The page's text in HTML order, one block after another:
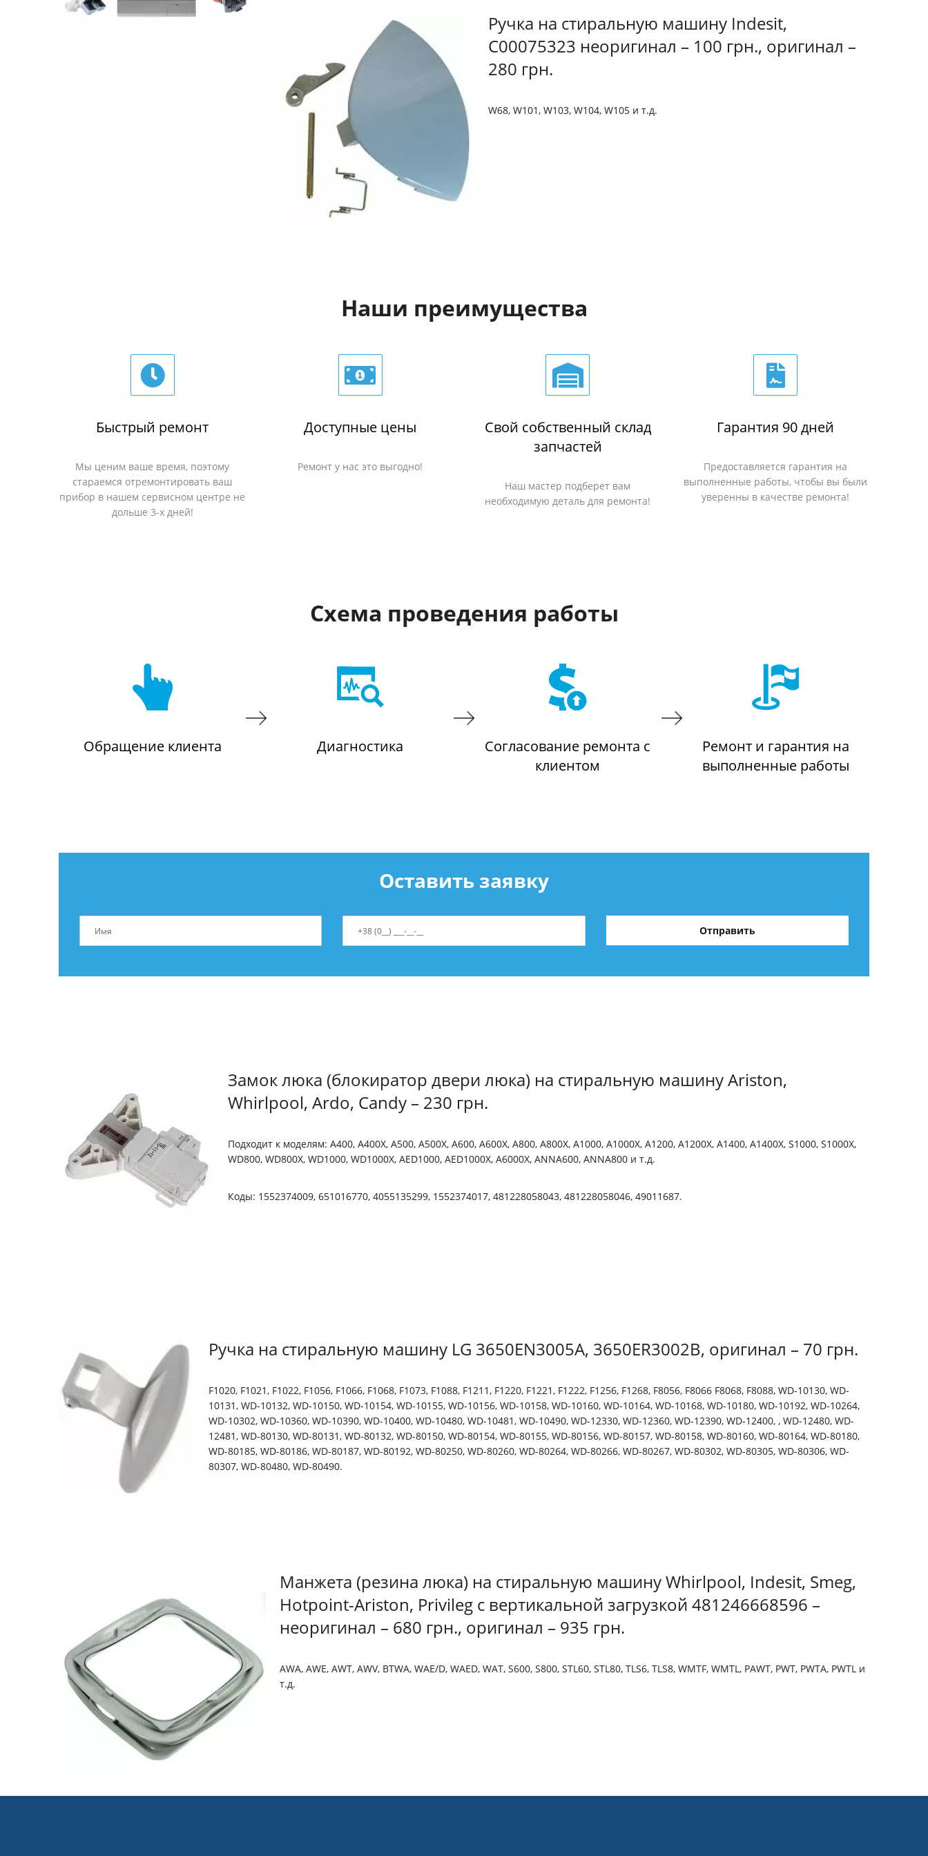
Ручка на стиральную машину Indesit,
C00075323 неоригинал – 100 грн., оригинал –
280 грн.
W68, W101, W103, W104, W105 и т.д.
Наши преимущества
Быстрый ремонт
Мы ценим ваше время, поэтому
стараемся отремонтировать ваш
прибор в нашем сервисном центре не
дольше 3-х дней!
Доступные цены
Ремонт у нас это выгодно!
Свой собственный склад
запчастей
Наш мастер подберет вам
необходимую деталь для ремонта!
Гарантия 90 дней
Предоставляется гарантия на
выполненные работы, чтобы вы были
уверенны в качестве ремонта!
Схема проведения работы
Обращение клиента Диагностика
Согласование ремонта с
клиентом
Ремонт и гарантия на
выполненные работы
Оставить заявку
Замок люка (блокиратор двери люка) на стиральную машину Ariston,
Whirlpool, Ardo, Candy – 230 грн.
Подходит к моделям: A400, A400X, A500, A500X, A600, A600X, A800, A800X, A1000, A1000X, A1200, A1200X, A1400, A1400X, S1000, S1000X,
WD800, WD800X, WD1000, WD1000X, AED1000, AED1000X, A6000X, ANNA600, ANNA800 и т.д.
Коды: 1552374009, 651016770, 4055135299, 1552374017, 481228058043, 481228058046, 49011687.
Ручка на стиральную машину LG 3650EN3005A, 3650ER3002B, оригинал – 70 грн.
F1020, F1021, F1022, F1056, F1066, F1068, F1073, F1088, F1211, F1220, F1221, F1222, F1256, F1268, F8056, F8066 F8068, F8088, WD-10130, WD-
10131, WD-10132, WD-10150, WD-10154, WD-10155, WD-10156, WD-10158, WD-10160, WD-10164, WD-10168, WD-10180, WD-10192, WD-10264,
WD-10302, WD-10360, WD-10390, WD-10400, WD-10480, WD-10481, WD-10490, WD-12330, WD-12360, WD-12390, WD-12400, , WD-12480, WD-
12481, WD-80130, WD-80131, WD-80132, WD-80150, WD-80154, WD-80155, WD-80156, WD-80157, WD-80158, WD-80160, WD-80164, WD-80180,
WD-80185, WD-80186, WD-80187, WD-80192, WD-80250, WD-80260, WD-80264, WD-80266, WD-80267, WD-80302, WD-80305, WD-80306, WD-
80307, WD-80480, WD-80490.
Манжета (резина люка) на стиральную машину Whirlpool, Indesit, Smeg,
Hotpoint-Ariston, Privileg с вертикальной загрузкой 481246668596 –
неоригинал – 680 грн., оригинал – 935 грн.
AWA, AWE, AWT, AWV, BTWA, WAE/D, WAED, WAT, S600, S800, STL60, STL80, TLS6, TLS8, WMTF, WMTL, PAWT, PWT, PWTA, PWTL и
т.д.